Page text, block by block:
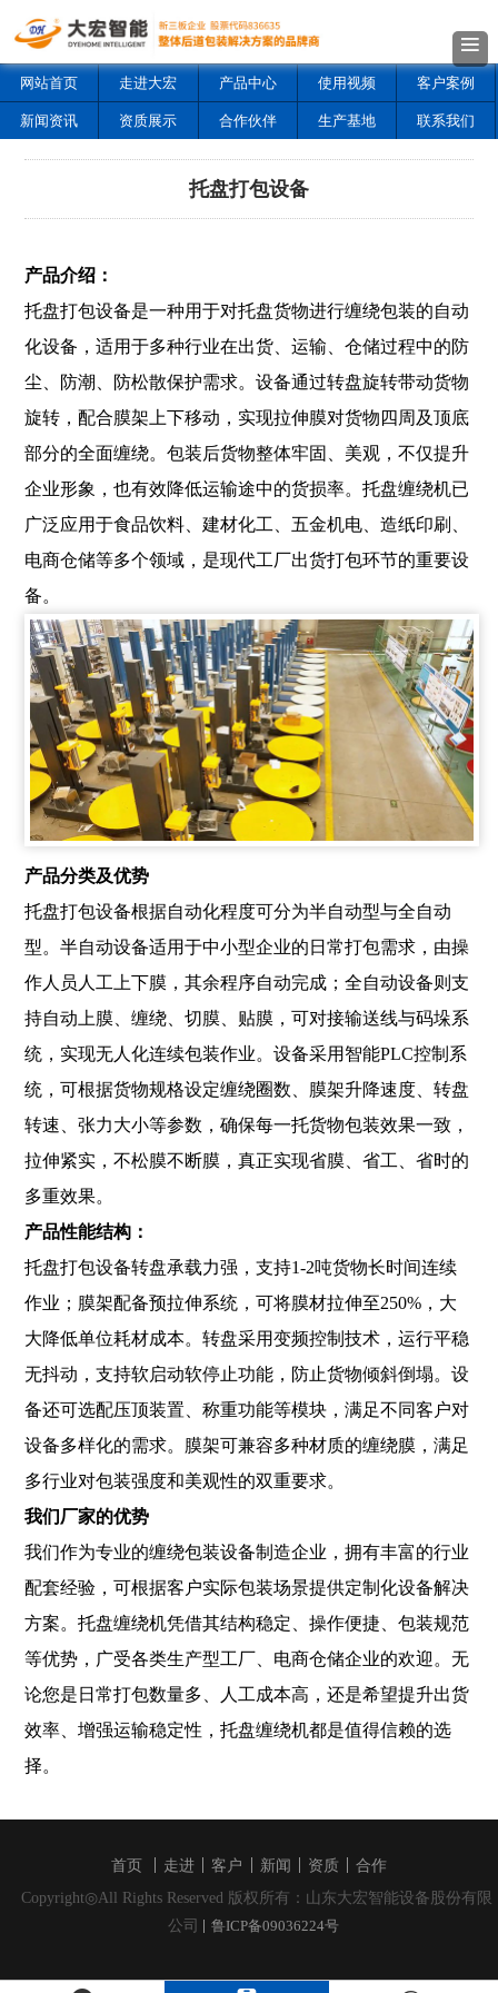
网站首页 走进大宏 产品中心 使用视频 客户案例
新闻资讯 资质展示 合作伙伴 生产基地 联系我们
托盘打包设备
产品介绍：
托盘打包设备是一种用于对托盘货物进行缠绕包装的自动
化设备，适用于多种行业在出货、运输、仓储过程中的防
尘、防潮、防松散保护需求。设备通过转盘旋转带动货物
旋转，配合膜架上下移动，实现拉伸膜对货物四周及顶底
部分的全面缠绕。包装后货物整体牢固、美观，不仅提升
企业形象，也有效降低运输途中的货损率。托盘缠绕机已
广泛应用于食品饮料、建材化工、五金机电、造纸印刷、
电商仓储等多个领域，是现代工厂出货打包环节的重要设
备。
产品分类及优势
托盘打包设备根据自动化程度可分为半自动型与全自动
型。半自动设备适用于中小型企业的日常打包需求，由操
作人员人工上下膜，其余程序自动完成；全自动设备则支
持自动上膜、缠绕、切膜、贴膜，可对接输送线与码垛系
统，实现无人化连续包装作业。设备采用智能PLC控制系
统，可根据货物规格设定缠绕圈数、膜架升降速度、转盘
转速、张力大小等参数，确保每一托货物包装效果一致，
拉伸紧实，不松膜不断膜，真正实现省膜、省工、省时的
多重效果。
产品性能结构：
托盘打包设备转盘承载力强，支持1-2吨货物长时间连续
作业；膜架配备预拉伸系统，可将膜材拉伸至250%，大
大降低单位耗材成本。转盘采用变频控制技术，运行平稳
无抖动，支持软启动软停止功能，防止货物倾斜倒塌。设
备还可选配压顶装置、称重功能等模块，满足不同客户对
设备多样化的需求。膜架可兼容多种材质的缠绕膜，满足
多行业对包装强度和美观性的双重要求。
我们厂家的优势
我们作为专业的缠绕包装设备制造企业，拥有丰富的行业
配套经验，可根据客户实际包装场景提供定制化设备解决
方案。托盘缠绕机凭借其结构稳定、操作便捷、包装规范
等优势，广受各类生产型工厂、电商仓储企业的欢迎。无
论您是日常打包数量多、人工成本高，还是希望提升出货
效率、增强运输稳定性，托盘缠绕机都是值得信赖的选
择。
首页 走进 客户 新闻 资质
合作
Copyright◎All Rights Reserved 版权所有：山东大宏智能设备股份有限
公司
鲁ICP备09036224号